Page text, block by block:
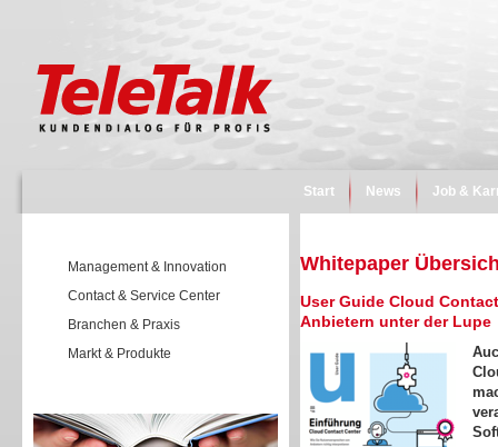
Start News Job &
Management & Innovation
Contact & Service Center
Branchen & Praxis
Markt & Produkte
Whitepaper
User Guide Cloud
Anbietern unter der Lupe